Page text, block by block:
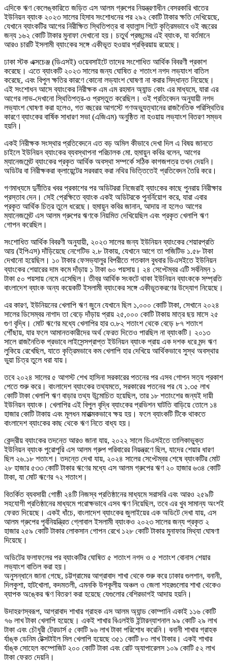
এদিকে ঋণ কেলেঙ্কারিতে জড়িত এস আলম গ্রুপের নিয়ন্ত্রণাধীন বেসরকারি খাতের
ইউনিয়ন ব্যাংক ২০২৩ সালের হিসাব সংশোধনের পর ২৯২ কোটি টাকার ক্ষতি দেখিয়েছে,
যেখানে ব্যাংকটির আগের নিরীক্ষিত স্থিতিপত্র বা ব্যালান্স শিটে কৃত্রিমভাবে ওই বছরের
জন্য ১৬২ কোটি টাকার মুনাফা দেখানো হয়। চতুর্থ প্রজন্মের এই ব্যাংক, যা বর্তমানে
আরও চারটি ইসলামী ব্যাংকের সঙ্গে একীভূত হওয়ার প্রক্রিয়ায় রয়েছে।
ঢাকা স্টক এক্সচেঞ্জ (ডিএসই) ওয়েবসাইটে তাদের সংশোধিত আর্থিক বিবরণী প্রকাশ
করেছে। এতে ব্যাংকটি ২০২৩ সালের জন্য ঘোষিত ৫ শতাংশ নগদ লভ্যাংশ বাতিল
করেছে, এবং বিপুল ক্ষতির কারণে কোনো লভ্যাংশ ঘোষণা না করার সিদ্ধান্ত নিয়েছে।
এই সংশোধন আসে ব্যাংকের নিরীক্ষক এম এম রহমান অ্যান্ড কোং এর মাধ্যমে, যারা এর
আগের লাভ-দেখানো স্থিতিপত্র-ও প্রস্তুত করেছিল। ওই প্রতিবেদন অনুযায়ী নগদ
লভ্যাংশ ঘোষণা করা হলেও, গত বছরের আগস্টে গণঅভ্যুত্থানের রাজনৈতিক পরিস্থিতির
কারণে ব্যাংকের বার্ষিক সাধারণ সভা (এজিএম) অনুষ্ঠিত না হওয়ায় লভ্যাংশ বিতরণ সম্ভব
হয়নি।
একই নিরীক্ষক সংস্থার প্রতিবেদনে এত বড় অমিল কীভাবে দেখা দিল এ বিষয় জানতে
চাইলে ইউনিয়ন ব্যাংকের ব্যবস্থাপনা পরিচালক মো. হুমায়ুন কবির বলেন, আগের
ম্যানেজমেন্ট ব্যাংকের প্রকৃত আর্থিক অবস্থা সম্পর্কে সঠিক কাগজপত্র তখন দেয়নি।
অডিটর বা নিরীক্ষকরা ক্লায়েন্টের সরবরাহ করা নথির ভিত্তিতেই প্রতিবেদন তৈরি করে।
গণমাধ্যমে দুর্নীতির খবর প্রকাশের পর অডিটররা নিজেরাই ব্যাংকের কাছে পুনরায় নিরীক্ষার
প্রস্তাব দেন। সেই প্রেক্ষিতে ব্যাংক একই অডিটরকে পুনর্নিয়োগ করে, যারা এবার
প্রকৃত আর্থিক চিত্র তুলে ধরেছে। হুমায়ুন কবির জানান, আদায় না হলেও আগের
ম্যানেজমেন্ট এস আলম গ্রুপের ঋণকে নিয়মিত দেখিয়েছিল এবং প্রকৃত খেলাপি ঋণ
গোপন করেছিল।
সংশোধিত আর্থিক বিবরণী অনুযায়ী, ২০২৩ সালের জন্য ইউনিয়ন ব্যাংকের শেয়ারপ্রতি
আয় (ইপিএস) দাঁড়িয়েছে নেগেটিভ ২.৮ টাকায়, যেখানে আগে তা পজিটিভ ১.৫৮ টাকা
দেখানো হয়েছিল। ১০ টাকার ফেসভ্যালুর বিপরীতে গতকাল বুধবার ডিএসইতে ইউনিয়ন
ব্যাংকের শেয়ারের দাম কমে দাঁড়ায় ১ টাকা ৬০ পয়সায়। ২৪ সেপ্টেম্বর এটি সর্বনিম্ন ১
টাকা ৫০ পয়সায় নেমে এসেছিল। তীব্র আর্থিক সংকটে থাকা ইউনিয়ন ব্যাংককে সম্প্রতি
বাংলাদেশ ব্যাংক অন্য কয়েকটি ইসলামী ব্যাংকের সঙ্গে একীভূতকরণের উদ্যোগ নিয়েছে।
এর কারণ, ইউনিয়নের খেলাপি ঋণ জুনে যেখানে ছিল ১,০০০ কোটি টাকা, সেখানে ২০২৪
সালের ডিসেম্বর নাগাদ তা বেড়ে দাঁড়ায় প্রায় ২৫,০০০ কোটি টাকায় মাত্র ছয় মাসে ২৫
গুণ বৃদ্ধি। মোট ঋণের মধ্যে খেলাপির হার ৩.৮২ শতাংশ থেকে বেড়ে ৮৭ শতাংশ
পৌঁছায়, যার ফলে আমানতকারীদের অর্থ ফেরত দিতেও পারছিল না ব্যাংকটি। ২০১৩
সালে রাজনৈতিক প্রভাবে লাইসেন্সপ্রাপ্ত ইউনিয়ন ব্যাংক প্রায় এক দশক ধরে মন্দ ঋণ
লুকিয়ে রেখেছিল, যাতে কৃত্রিমভাবে কম খেলাপি হার দেখিয়ে আর্থিকভাবে সুস্থ অবস্থার
ভুয়া চিত্র তুলে ধরা যায়।
তবে ২০২৪ সালের ৫ আগস্ট শেখ হাসিনা সরকারের পতনের পর এসব গোপন সত্য প্রকাশ
পেতে শুরু করে। বাংলাদেশ ব্যাংকের তথ্যমতে, সরকারের পতনের পর যে ১.৩৫ লাখ
কোটি টাকা খেলাপি ঋণ বাড়ার তথ্য উন্মোচিত হয়েছিল, তার ১৮ শতাংশের জন্যই দায়ী
ইউনিয়ন ব্যাংক। খেলাপির এই বিপুল বৃদ্ধি ব্যাংকের প্রভিশন ঘাটতি বাড়িয়ে তোলে ১৪
হাজার কোটি টাকায় এবং মূলধন মারাত্মকভাবে ক্ষয় হয়। ফলে ব্যাংকটি টিকে থাকতে
বাংলাদেশ ব্যাংকের কাছ থেকে ঋণ নিতে বাধ্য হয়।
কেন্দ্রীয় ব্যাংকের তদন্তে আরও জানা যায়, ২০২২ সালে ডিএসইতে তালিকাভুক্ত
ইউনিয়ন ব্যাংক পুরোপুরি এস আলম গ্রুপ পরিবারের নিয়ন্ত্রণে ছিল, যাদের শেয়ার ধারণ
ছিল ২৬.১৮ শতাংশ। তদন্তে দেখা যায়, ২০২৪ সালের সেপ্টেম্বর শেষে ব্যাংকটির মোট
২৮ হাজার ৫৩৩ কোটি টাকার ঋণের মধ্যে এস আলম গ্রুপের ঋণ ২০ হাজার ৬৩৪ কোটি
টাকা, যা মোট ঋণের ৭২ শতাংশ।
বিতর্কিত ব্যবসায়ী গোষ্ঠী ২৪টি নিজস্ব প্রতিষ্ঠানের মাধ্যমে সরাসরি এবং আরও ২৫৯টি
সহযোগী প্রতিষ্ঠানের মাধ্যমে পরোক্ষভাবে এসব ঋণ নিয়েছিল, তবে এর খুব সামান্য অংশই
ফেরত দিয়েছে। একই ধাঁচে, বাংলাদেশ ব্যাংকের জুলাইয়ের এক অডিটে দেখা যায়, এস
আলম গ্রুপের পূর্বনিয়ন্ত্রিত গ্লোবাল ইসলামী ব্যাংকও ২০২৩ সালের জন্য প্রকৃত ২
হাজার ২৫৯ কোটি টাকার লোকসান গোপন রেখে ১২৮ কোটি টাকার মুনাফার মিথ্যা ঘোষণা
দিয়েছে।
অডিটের ফলাফলের পর ব্যাংকটির ঘোষিত ৫ শতাংশ নগদ ও ৫ শতাংশ বোনাস শেয়ার
লভ্যাংশ বাতিল করা হয়।
অনুসন্ধানে জানা গেছে, চট্টগ্রামের আগ্রাবাদ শাখা থেকে শুরু করে ঢাকার গুলশান, বনানী,
দিলকুশা, হাটখোলা, কদমতলী, এমনকি উপকূলীয় অঞ্চল ও জেলা শহরগুলোর শাখা থেকেও
ব্যাপক অঙ্কের ঋণ বিতরণ করা হয়েছে যেগুলোর বেশিরভাগই আদায় হয়নি।
উদাহরণস্বরূপ, আগ্রাবাদ শাখার গ্রাহক এস আলম অ্যান্ড কোম্পানি একাই ১১৬ কোটি
৭৬ লাখ টাকা খেলাপি হয়েছে। একই শাখার বিএলইউ ইন্টারন্যাশনাল ৯৯ কোটি ২৯ লাখ
টাকা এবং চৌধুরী ট্রেডার্স ৫ কোটি ৯৬ লাখ টাকা পরিশোধ করেনি। বনানী শাখার গ্রাহক
র্যাঙ্ক ডেনিম টেক্সটাইল মিল খেলাপি হয়েছে ৩৫১ কোটি ৮০ লাখ টাকার। একই শাখার
র্যাঙ্ক সোহেল কম্পোজিট ২০০ কোটি টাকা এবং রোট অ্যাপারেলস ১০৯ কোটি ৫২ লাখ
টাকা ফেরত দেয়নি।